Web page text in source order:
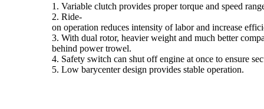
1. Variable clutch provides proper torque and speed
2. Ride-
on operation reduces intensity of labor and increase
3. With dual rotor, heavier weight and much better
behind power trowel.
4. Safety switch can shut off engine at once to ensure
5. Low barycenter design provides stable operation.